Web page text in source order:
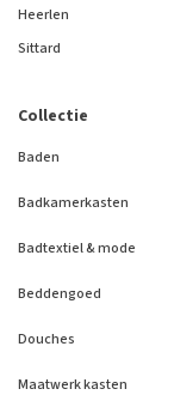
Collectie
Baden
Badkamerkasten
Badtextiel & mode
Beddengoed
Douches
Maatwerk kasten
Heerlen
Sittard